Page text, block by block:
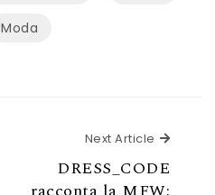
Moda
Next Article Next
DRESS_CODE